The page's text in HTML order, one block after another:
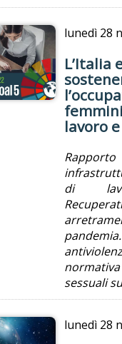
lunedì 28
L’Italia
lavoro
di
sessuali
lunedì 28